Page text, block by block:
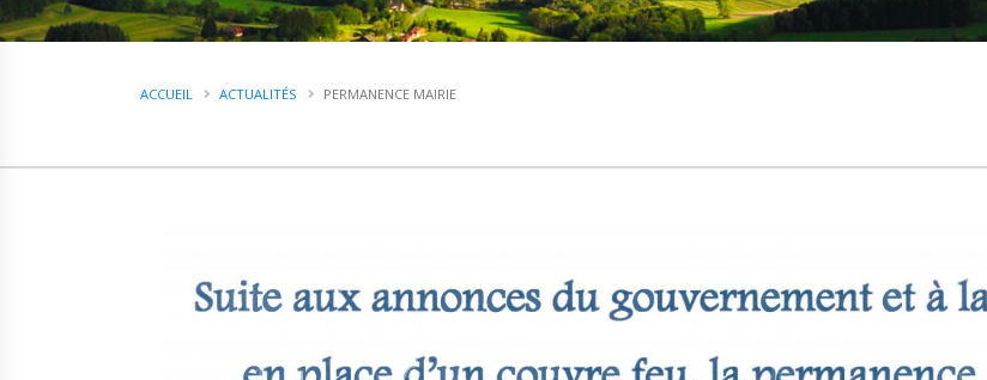
ACCUEIL ACTUALITÉS PERMANENCE MAIRIE